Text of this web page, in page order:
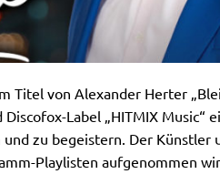
Titel von Alexander Herter
Label „HITMIX Music“
zu begeistern. Der Künstler
Playlisten aufgenommen